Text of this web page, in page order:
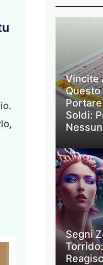
Vincite
Soldi:
Segni